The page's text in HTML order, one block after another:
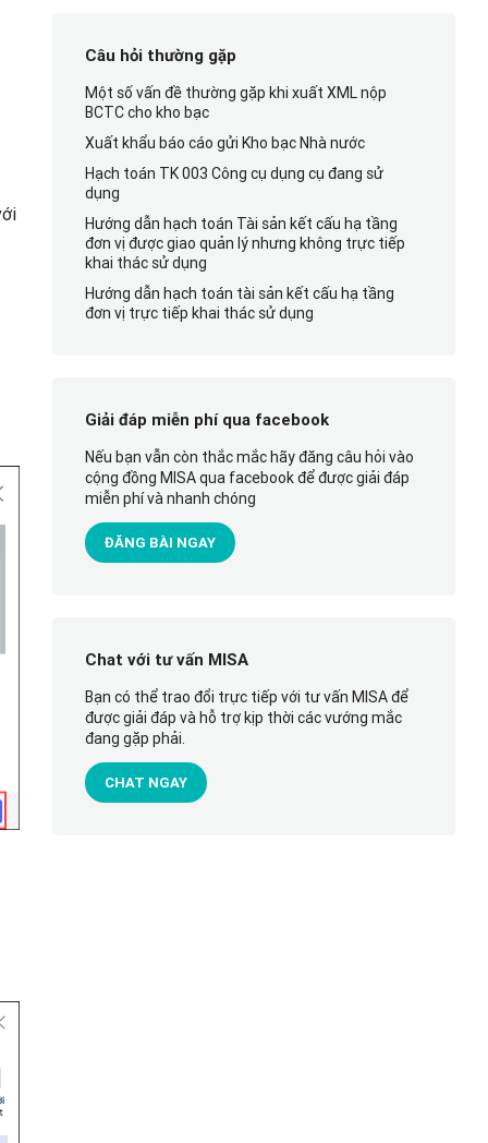
Câu hỏi thường gặp
Một số vấn đề thường gặp khi xuất XML nộp
BCTC cho kho bạc
Xuất khẩu báo cáo gửi Kho bạc Nhà nước
Hạch toán TK 003 Công cụ dụng cụ đang sử
dụng
Hướng dẫn hạch toán Tài sản kết cấu hạ tầng
đơn vị được giao quản lý nhưng không trực tiếp
khai thác sử dụng
Hướng dẫn hạch toán tài sản kết cấu hạ tầng
đơn vị trực tiếp khai thác sử dụng
Giải đáp miễn phí qua facebook
Nếu bạn vẫn còn thắc mắc hãy đăng câu hỏi vào
cộng đồng MISA qua facebook để được giải đáp
miễn phí và nhanh chóng
ĐĂNG BÀI NGAY
Chat với tư vấn MISA
Bạn có thể trao đổi trực tiếp với tư vấn MISA để
được giải đáp và hỗ trợ kịp thời các vướng mắc
đang gặp phải.
CHAT NGAY